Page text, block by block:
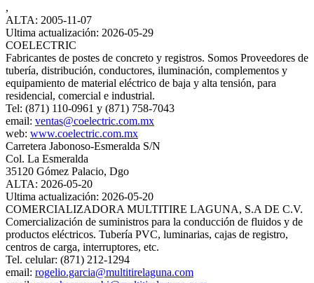
,
ALTA: 2005-11-07
Ultima actualización: 2026-05-29
COELECTRIC
Fabricantes de postes de concreto y registros. Somos Proveedores de
tubería, distribución, conductores, iluminación, complementos y
equipamiento de material eléctrico de baja y alta tensión, para
residencial, comercial e industrial.
Tel: (871) 110-0961 y (871) 758-7043
email: ventas@coelectric.com.mx
web: www.coelectric.com.mx
Carretera Jabonoso-Esmeralda S/N
Col. La Esmeralda
35120 Gómez Palacio, Dgo
ALTA: 2026-05-20
Ultima actualización: 2026-05-20
COMERCIALIZADORA MULTITIRE LAGUNA, S.A DE C.V.
Comercialización de suministros para la conducción de fluidos y de
productos eléctricos. Tubería PVC, luminarias, cajas de registro,
centros de carga, interruptores, etc.
Tel. celular: (871) 212-1294
email: rogelio.garcia@multitirelaguna.com